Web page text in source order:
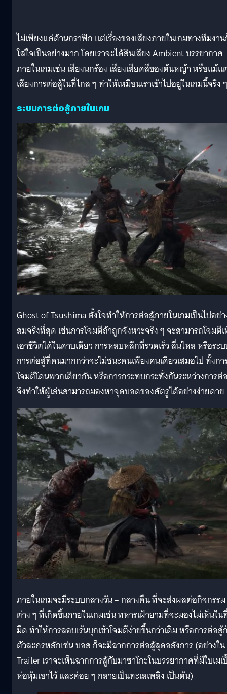
ไม่เพียงแค่ด้านกราฟิก แต่เรื่องของเสียงภายในเกมทางทีมงา
ใส่ใจเป็นอย่างมาก โดยเราจะได้สินเสียง Ambient บรรยากาศ
ภายในเกมเช่น เสียงนกร้อง เสียงเสียดสีของต้นหญ้า หรือแม้แ
เสียงการต่อสู้ในที่ไกล ๆ ทำให้เหมือนเราเข้าไปอยู่ในเกมนี้จริง ๆ
ระบบการต่อสู้ภายในเกม
Ghost of Tsushima ตั้งใจทำให้การต่อสู้ภายในเกมเป็นไปอย่
สมจริงที่สุด เช่นการโจมตีถ้าถูกจังหวะจริง ๆ จะสามารถโจมตี
เอาชีวิตได้ในดาบเดียว การหลบหลีกที่รวดเร็ว ลื่นไหล หรือระ
การต่อสู้ที่คนมากกว่าจะไม่ชนะคนเพียงคนเดียวเสมอไป ทั้งกา
โจมตีโดนพวกเดียวกัน หรือการกระทบกระทั่งกันระหว่างการต่
จึงทำให้ผู้เล่นสามารถมองหาจุดบอดของศัตรูได้อย่างง่ายดาย
ภายในเกมจะมีระบบกลางวัน – กลางคืน ที่จะส่งผลต่อกิจกรรม
ต่าง ๆ ที่เกิดขึ้นภายในเกมเช่น ทหารเฝ้ายามที่จะมองไม่เห็นใน
มืด ทำให้การลอบเร้นบุกเข้าโจมตีง่ายขึ้นกว่าเดิม หรือการต่อสู้
ตัวละครหลักเช่น บอส ก็จะมีฉากการต่อสู้สุดอลังการ (อย่างใน
Trailer เราจะเห็นฉากการสู้กับมาซาโกะในบรรยากาศที่มีใบเมเ
ห่อหุ้มเอาไว้ และค่อย ๆ กลายเป็นทะเลเพลิง เป็นต้น)